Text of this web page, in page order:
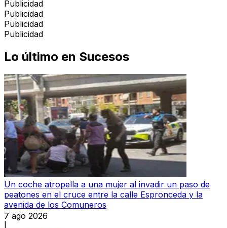
Publicidad
Publicidad
Publicidad
Publicidad
Lo último en Sucesos
Un coche atropella a una mujer al invadir un paso de
peatones en el cruce entre la calle Espronceda y la
avenida de los Comuneros
7 ago 2026